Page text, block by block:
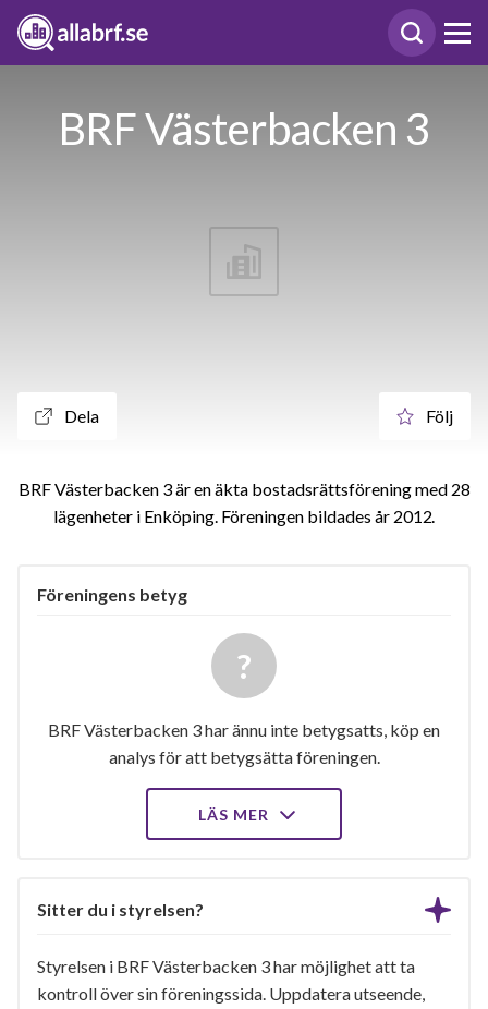
BRF Västerbacken 3
Dela Följ
BRF Västerbacken 3 är en äkta bostadsrättsförening med 28
lägenheter i Enköping. Föreningen bildades år 2012
Föreningens betyg
BRF Västerbacken 3 har ännu inte betygsatts, köp en
analys för att betygsätta föreningen.
LÄS MER
Sitter du i styrelsen?
Styrelsen i BRF Västerbacken 3 har möjlighet att ta
kontroll över sin föreningssida. Uppdatera utseende,